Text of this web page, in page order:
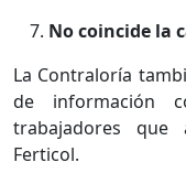
No coincide la
La Contraloría
de información
trabajadores que
Ferticol.